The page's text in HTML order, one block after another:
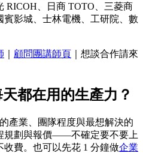
RICOH、日商 TOTO、三菱商
影城、士林電機、工研院、數
顧問團講師頁 ｜想談合作請來
都在用的生產力？
產業、團隊程度與最想解決的
規劃與報價——不確定要不要上
費。也可以先花 1 分鐘做企業